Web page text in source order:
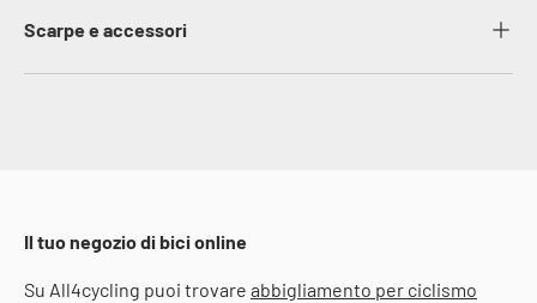
Scarpe e accessori
Il tuo negozio di bici online
Su All4cycling puoi trovare abbigliamento per ciclismo